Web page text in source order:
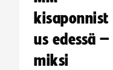
kisaponnist
us edessä –
miksi